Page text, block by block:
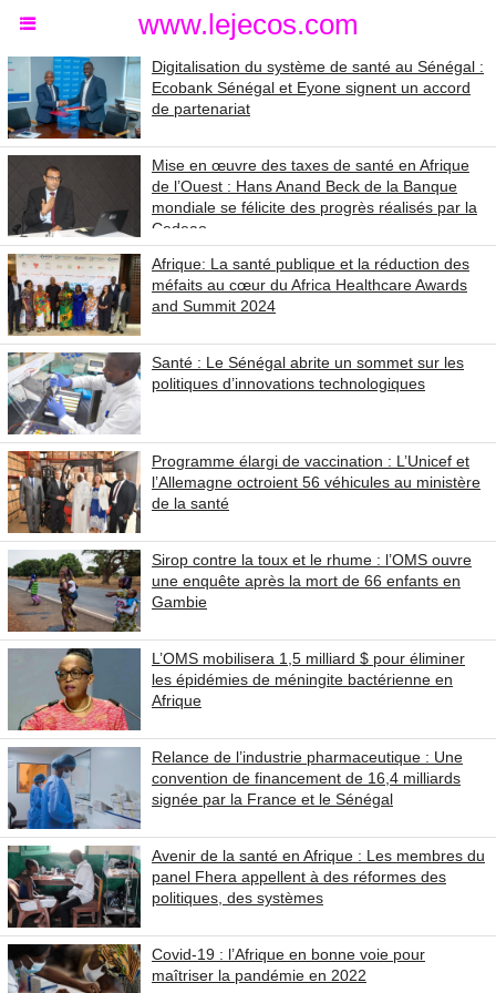
www.lejecos.com
Digitalisation du système de santé au Sénégal :
Ecobank Sénégal et Eyone signent un accord
de partenariat
Mise en œuvre des taxes de santé en Afrique
de l’Ouest : Hans Anand Beck de la Banque
mondiale se félicite des progrès réalisés par la
Cedeao
Afrique: La santé publique et la réduction des
méfaits au cœur du Africa Healthcare Awards
and Summit 2024
Santé : Le Sénégal abrite un sommet sur les
politiques d’innovations technologiques
Programme élargi de vaccination : L’Unicef et
l’Allemagne octroient 56 véhicules au ministère
de la santé
Sirop contre la toux et le rhume : l’OMS ouvre
une enquête après la mort de 66 enfants en
Gambie
L’OMS mobilisera 1,5 milliard $ pour éliminer
les épidémies de méningite bactérienne en
Afrique
Relance de l’industrie pharmaceutique : Une
convention de financement de 16,4 milliards
signée par la France et le Sénégal
Avenir de la santé en Afrique : Les membres du
panel Fhera appellent à des réformes des
politiques, des systèmes
Covid-19 : l’Afrique en bonne voie pour
maîtriser la pandémie en 2022